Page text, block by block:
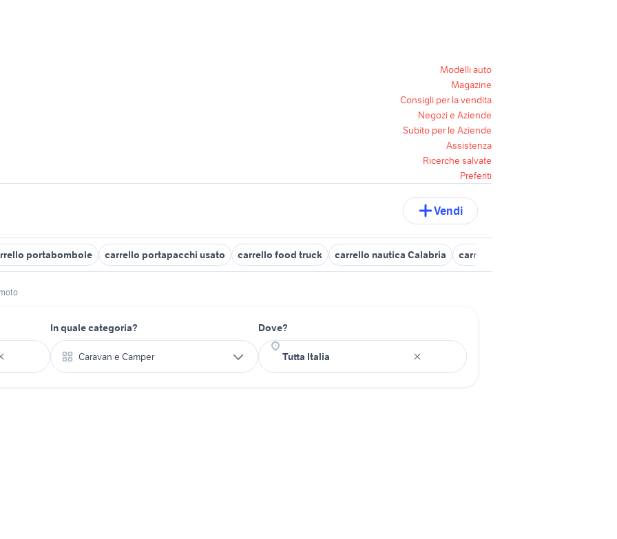
Modelli auto
Magazine
Consigli per la vendita
Negozi e Aziende
Subito per le Aziende
Assistenza
Ricerche salvate
Preferiti
Vendi
portabombole carrello portapacchi usato carrello food truck carrello nautica Calabria carrello elevatore elettrico
In quale categoria?
Caravan e Camper
Dove?